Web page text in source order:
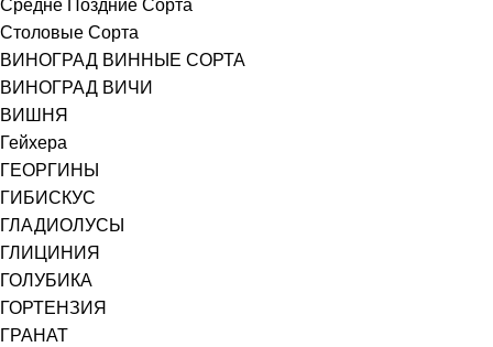
Средне Поздние Сорта
Столовые Сорта
ВИНОГРАД ВИННЫЕ СОРТА
ВИНОГРАД ВИЧИ
ВИШНЯ
Гейхера
ГЕОРГИНЫ
ГИБИСКУС
ГЛАДИОЛУСЫ
ГЛИЦИНИЯ
ГОЛУБИКА
ГОРТЕНЗИЯ
ГРАНАТ